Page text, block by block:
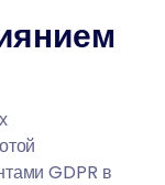
GDPR в